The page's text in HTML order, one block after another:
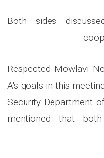
Both sides
Respected Mowlavi
A's goals in this
Security Department
mentioned that